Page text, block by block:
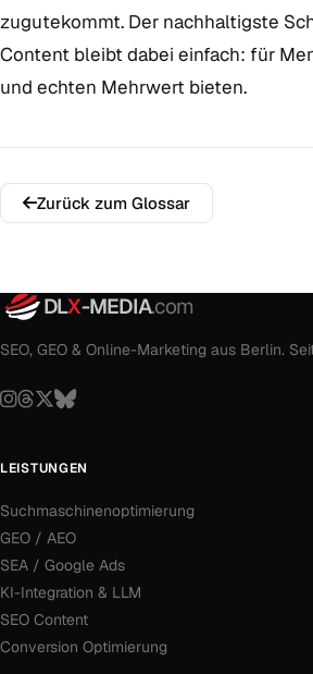
zugutekommt. Der nachhaltigste
Content bleibt dabei einfach: für
und echten Mehrwert bieten.
Zurück zum Glossar
DLX-MEDIA.com
SEO, GEO & Online-Marketing aus Berlin.
LEISTUNGEN
Suchmaschinenoptimierung
GEO / AEO
SEA / Google Ads
KI-Integration & LLM
SEO Content
Conversion Optimierung